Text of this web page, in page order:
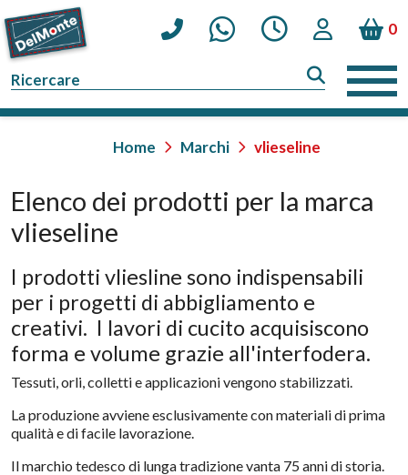
0
Home Marchi vlieseline
Elenco dei prodotti per la marca
vlieseline
I prodotti vliesline sono indispensabili
per i progetti di abbigliamento e
creativi. I lavori di cucito acquisiscono
forma e volume grazie all'interfodera.
Tessuti, orli, colletti e applicazioni vengono stabilizzati.
La produzione avviene esclusivamente con materiali di prima
qualità e di facile lavorazione.
Il marchio tedesco di lunga tradizione vanta 75 anni di storia.